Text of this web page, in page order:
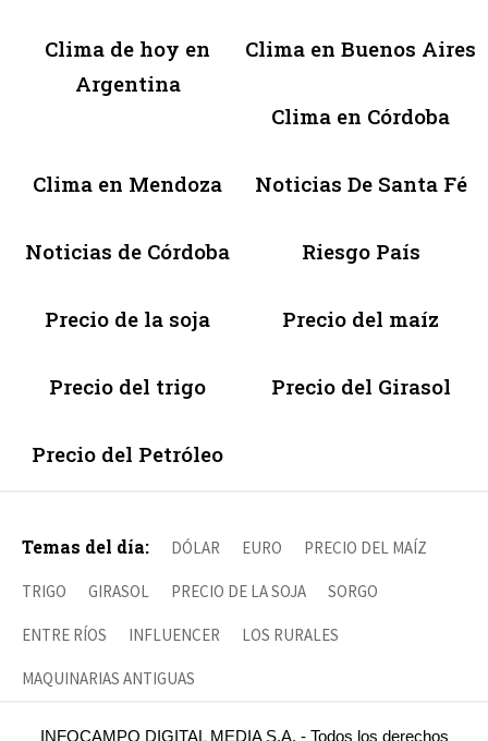
Clima de hoy en
Argentina
Clima en Buenos Aires
Clima en Córdoba
Clima en Mendoza Noticias De Santa Fé
Noticias de Córdoba Riesgo País
Precio de la soja Precio del maíz
Precio del trigo Precio del Girasol
Precio del Petróleo
Temas del día: DÓLAR EURO PRECIO DEL MAÍZ
TRIGO GIRASOL PRECIO DE LA SOJA SORGO
ENTRE RÍOS INFLUENCER LOS RURALES
MAQUINARIAS ANTIGUAS
INFOCAMPO DIGITAL MEDIA S.A. - Todos los derechos